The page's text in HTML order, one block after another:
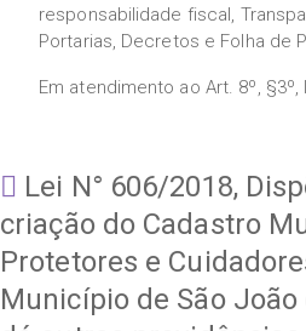
responsabilidade fiscal,
Portarias, Decretos e Folha de
Em atendimento ao Art. 8º, §3º,
Lei N° 606/2018,
criação do Cadastro
Protetores e
Município de São